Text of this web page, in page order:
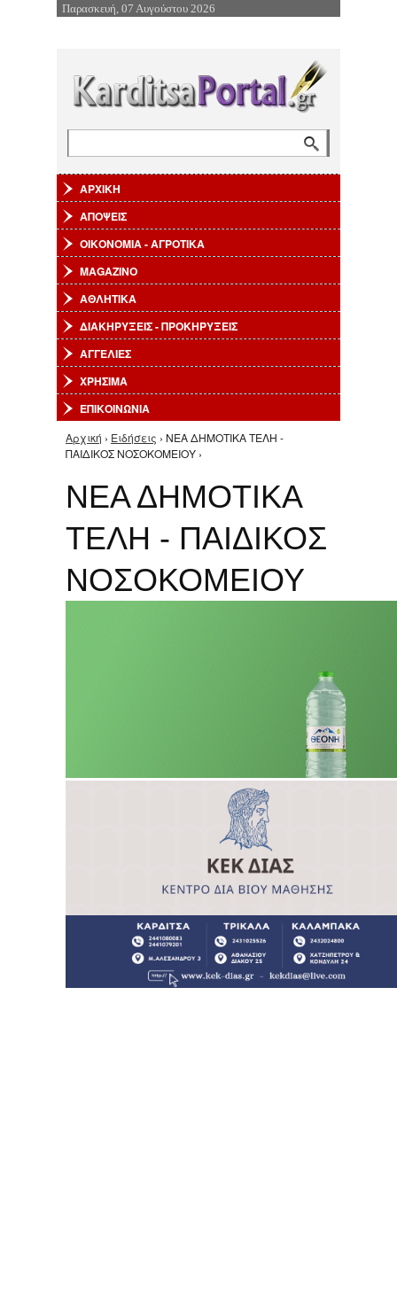
Επιστροφή στην Πλοήγηση
Παρασκευή, 07 Αυγούστου 2026
ΑΡΧΙΚΗ
ΑΠΟΨΕΙΣ
ΟΙΚΟΝΟΜΙΑ - ΑΓΡΟΤΙΚΑ
MAGAZINO
ΑΘΛΗΤΙΚΑ
ΔΙΑΚΗΡΥΞΕΙΣ - ΠΡΟΚΗΡΥΞΕΙΣ
ΑΓΓΕΛΙΕΣ
ΧΡΗΣΙΜΑ
ΕΠΙΚΟΙΝΩΝΙΑ
Είστε εδώ
Αρχική › Ειδήσεις › ΝΕΑ ΔΗΜΟΤΙΚΑ ΤΕΛΗ -
ΠΑΙΔΙΚΟΣ ΝΟΣΟΚΟΜΕΙΟΥ ›
ΝΕΑ ΔΗΜΟΤΙΚΑ
ΤΕΛΗ - ΠΑΙΔΙΚΟΣ
ΝΟΣΟΚΟΜΕΙΟΥ